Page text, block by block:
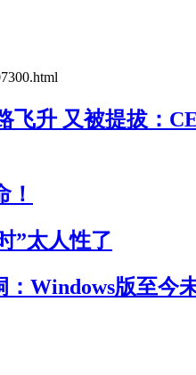
飞升 又被提拔：
”太人性了
Windows版至今